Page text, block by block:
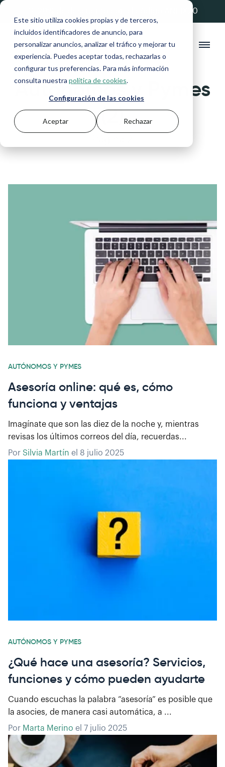
Este sitio utiliza cookies propias y de terceros,
incluidos identificadores de anuncio, para
personalizar anuncios, analizar el tráfico y mejorar tu
experiencia. Puedes aceptar todas, rechazarlas o
configurar tus preferencias. Para más información
consulta nuestra política de cookies.
Configuración de las cookies
Aceptar Rechazar
💚 20% de descuento con el código ANFIX20
Autónomos y Pymes
(2)
AUTÓNOMOS Y PYMES
Asesoría online: qué es, cómo
funciona y ventajas
Imagínate que son las diez de la noche y, mientras
revisas los últimos correos del día, recuerdas...
Por Silvia Martín el 8 julio 2025
AUTÓNOMOS Y PYMES
¿Qué hace una asesoría? Servicios,
funciones y cómo pueden ayudarte
Cuando escuchas la palabra “asesoría” es posible que
la asocies, de manera casi automática, a ...
Por Marta Merino el 7 julio 2025